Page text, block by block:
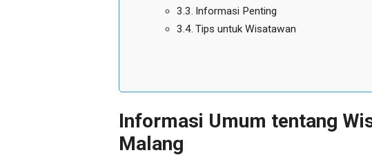
Informasi Penting
Tips untuk Wisatawan
Informasi Umum tentang
Malang